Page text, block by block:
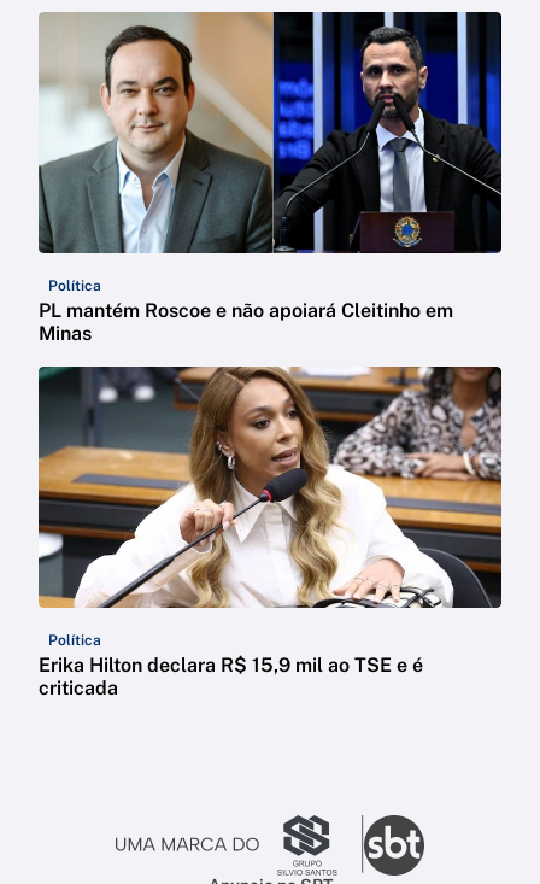
Política
PL mantém Roscoe e não apoiará Cleitinho em
Minas
Política
Erika Hilton declara R$ 15,9 mil ao TSE e é
criticada